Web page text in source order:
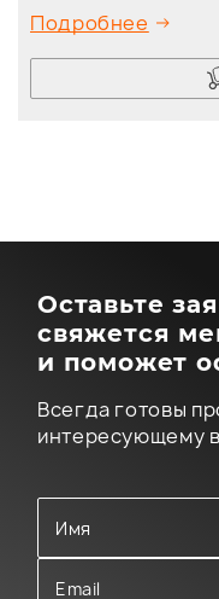
Подробнее
Оставьте
свяжется
и поможет
Всегда готовы
интересующему